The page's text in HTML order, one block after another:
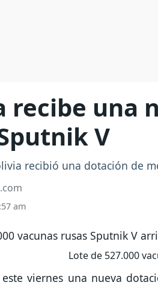
recibe una
V
recibió una dotación de
am
Lote de 527.000
viernes una nueva